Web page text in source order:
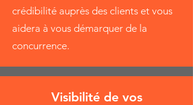
crédibilité auprès des clients et vous
aidera à vous démarquer de la
concurrence.
Visibilité de vos